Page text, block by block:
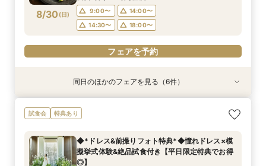
フェアを予約
フェアを予約
フェアを予約
フェアを予約
フェアを予約
フェアを予約
8/30 (日) 9:00〜
14:00〜
14:30〜
18:00〜
フェアを予約
特典あり
8/30(日)
【和婚をお考えの方へ】1stステップ相談会◎挙
式会場見学&「和」の演出体験♪常陸牛と旬のお魚
写真などおふたりの希望をじっくり伺い専属プラ
ンナーがご提案♪
所要時間：3時間程度
8/30(日)
【タイパ重視！60分で完結◎】会場案内＆相談
会
9:00〜
14:00〜
特典あり
8/30(日)
【6名～30名の少人数婚】挙式＆会食Newプラ
ン誕生！無料試食付
9:00〜
14:00〜
特典あり
8/30(日)
【1件目がお得】1stステップ相談&試食×予算相談
*ギフト券プレゼント
9:00〜
14:00〜
特典あり
8/30(日)
＼茨城人気3会場一気に見学！／憧れ花嫁体験×
贅沢フィレ試食◎
9:00〜
14:00〜
8/30(日)
【2件目以降に】ふたりの悩みを解消！*徹底比
較相談会*
9:00〜
14:00〜
同日のほかのフェアを見る（6件）
試食会 特典あり
◆*ドレス&前撮りフォト特典*◆憧れドレス×模
擬挙式体験&絶品試食付き【平日限定特典でお得
◎】